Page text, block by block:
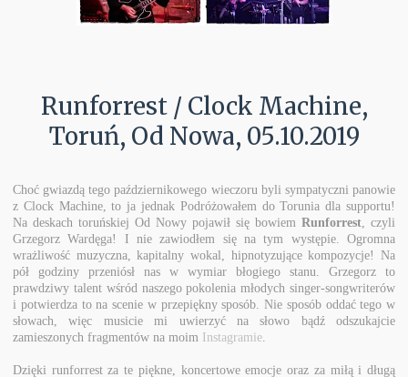
Runforrest / Clock Machine,
Toruń, Od Nowa, 05.10.2019
Choć gwiazdą tego październikowego wieczoru byli sympatyczni panowie
z Clock Machine, to ja jednak Podróżowałem do Torunia dla supportu!
Na deskach toruńskiej Od Nowy pojawił się bowiem Runforrest , czyli
Grzegorz Wardęga! I nie zawiodłem się na tym występie. Ogromna
wrażliwość muzyczna, kapitalny wokal, hipnotyzujące kompozycje! Na
pół godziny przeniósł nas w wymiar błogiego stanu. Grzegorz to
prawdziwy talent wśród naszego pokolenia młodych singer-songwriterów
i potwierdza to na scenie w przepiękny sposób. Nie sposób oddać tego w
słowach, więc musicie mi uwierzyć na słowo bądź odszukajcie
zamieszonych fragmentów na moim Instagramie
Dzięki runforrest za te piękne, koncertowe emocje oraz za miłą i długą